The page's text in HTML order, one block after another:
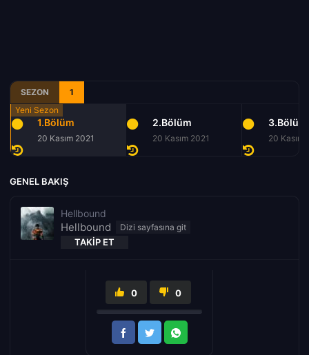
SEZON 1
1.Bölüm
20 Kasım 2021
2.Bölüm
20 Kasım 2021
3.Bölüm
20 Kasım
GENEL BAKIŞ
Hellbound
Hellbound
TAKIP ET
0 0